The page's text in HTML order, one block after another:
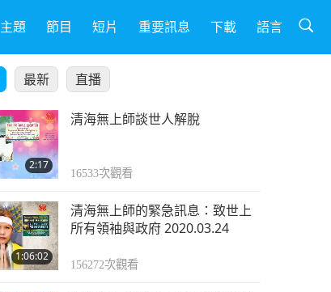
主題 節目 短片 重要訊息 下載 語言
最新 直播
2:17
清海無上師談世人解脫
16533次觀看
1:06:02
清海無上師的緊急訊息：致世上
所有領袖與政府 2020.03.24
156272次觀看